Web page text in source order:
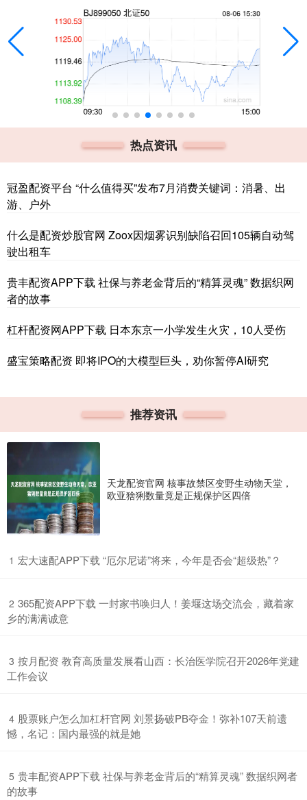
热点资讯
冠盈配资平台 “什么值得买”发布7月消费关键词：消暑、出
游、户外
什么是配资炒股官网 Zoox因烟雾识别缺陷召回105辆自动驾
驶出租车
贵丰配资APP下载 社保与养老金背后的“精算灵魂” 数据织网
者的故事
杠杆配资网APP下载 日本东京一小学发生火灾，10人受伤
盛宝策略配资 即将IPO的大模型巨头，劝你暂停AI研究
推荐资讯
天龙配资官网 核事故禁区变野生动物天堂，
欧亚猞猁数量竟是正规保护区四倍
1 ​宏大速配APP下载 “厄尔尼诺”将来，今年是否会“超级热”？
2 ​365配资APP下载 一封家书唤归人！姜堰这场交流会，藏着家
乡的满满诚意
3 ​按月配资 教育高质量发展看山西：长治医学院召开2026年党建
工作会议
4 ​股票账户怎么加杠杆官网 刘景扬破PB夺金！弥补107天前遗
憾，名记：国内最强的就是她
5 ​贵丰配资APP下载 社保与养老金背后的“精算灵魂” 数据织网者
的故事